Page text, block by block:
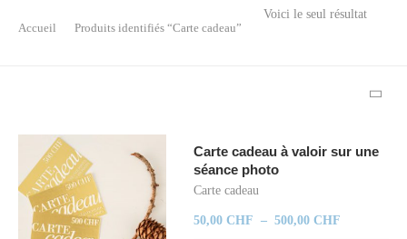
Accueil Produits identifiés “Carte cadeau”
Voici le seul résultat
Carte cadeau à valoir sur une
séance photo
Carte cadeau
50,00CHF – 500,00CHF